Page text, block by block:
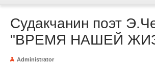
Судакчанин поэт
"ВРЕМЯ НАШЕЙ
Administrator